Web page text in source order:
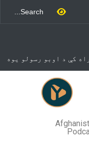
کې د اوبو رسولو یوه
کې د غلام خان لار
خلاصه شوه